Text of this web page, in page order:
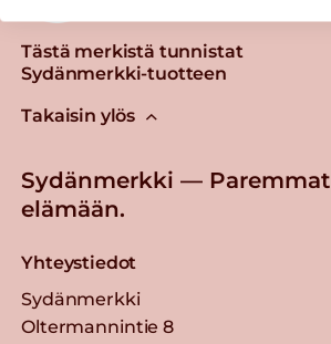
Tästä merkistä tunnistat
Sydänmerkki-tuotteen
Takaisin ylös
Sydänmerkki —
elämään.
Yhteystiedot
Sydänmerkki
Oltermannintie 8